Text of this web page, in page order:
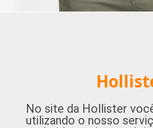
No site da Hollister
utilizando o nosso